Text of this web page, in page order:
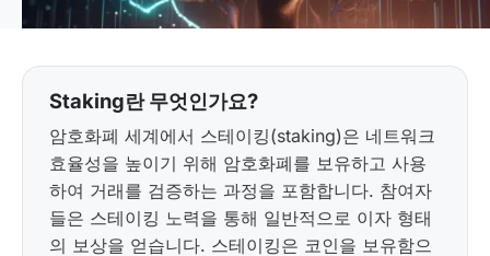
Staking란 무엇인가요?
암호화폐 세계에서 스테이킹(staking)은 네트워크
효율성을 높이기 위해 암호화폐를 보유하고 사용
하여 거래를 검증하는 과정을 포함합니다. 참여자
들은 스테이킹 노력을 통해 일반적으로 이자 형태
의 보상을 얻습니다. 스테이킹은 코인을 보유함으